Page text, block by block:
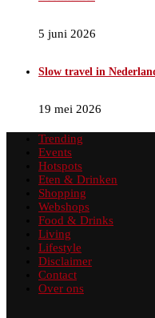
5 juni 2026
Slow travel in
19 mei 2026
Trending
Events
Hotspots
Eten & Drinken
Shopping
Webshops
Food & Drinks
Living
Lifestyle
Disclaimer
Contact
Over ons